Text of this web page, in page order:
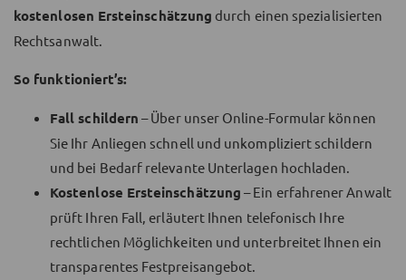
kostenlosen Ersteinschätzung durch einen spezialisierten
Rechtsanwalt.
So funktioniert’s:
Fall schildern – Über unser Online-Formular können
Sie Ihr Anliegen schnell und unkompliziert schildern
und bei Bedarf relevante Unterlagen hochladen.
Kostenlose Ersteinschätzung – Ein erfahrener Anwalt
prüft Ihren Fall, erläutert Ihnen telefonisch Ihre
rechtlichen Möglichkeiten und unterbreitet Ihnen ein
transparentes Festpreisangebot.